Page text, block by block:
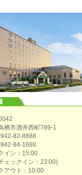
栖市酒井西町789-1
82-8888
84-1688
イン：15:00
ェックイン：23:00)
アウト：10:00